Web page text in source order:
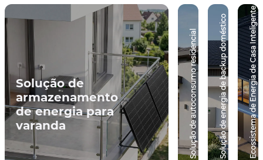
Solução de
armazenamento
de energia para
varanda
Solução de autoconsumo residencialSolução de energia de backup domésticoEcossistema de Energia de Casa Inteligente